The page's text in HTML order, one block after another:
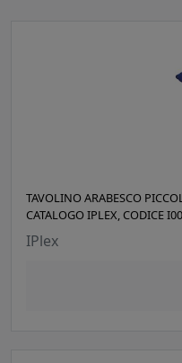
TAVOLINO ARABESCO
CATALOGO IPLEX, CODICE
IPlex